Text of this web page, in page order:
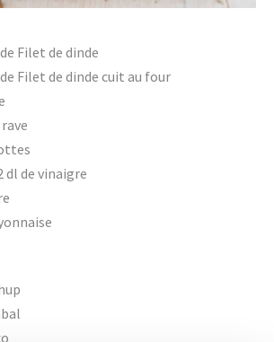
Filet de dinde
Filet de dinde cuit au four
dl de vinaigre